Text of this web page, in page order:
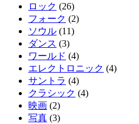
ロック (26)
フォーク (2)
ソウル (11)
ダンス (3)
ワールド (4)
エレクトロニック (4)
サントラ (4)
クラシック (4)
映画 (2)
写真 (3)